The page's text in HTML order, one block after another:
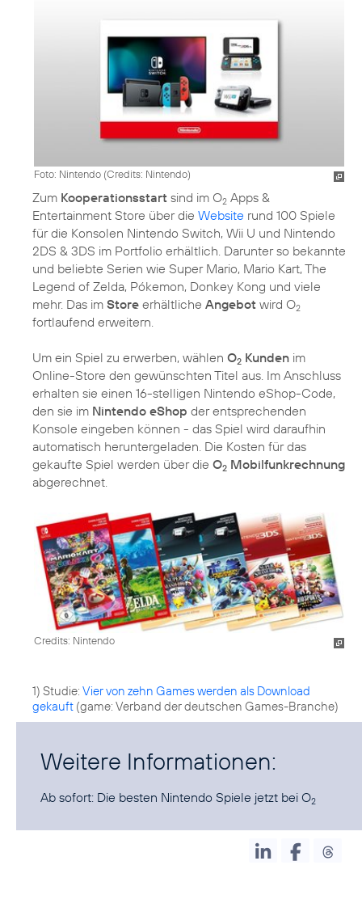
Foto: Nintendo (Credits: Nintendo)
Zum Kooperationsstart sind im O2 Apps &
Entertainment Store über die Website rund 100 Spiele
für die Konsolen Nintendo Switch, Wii U und Nintendo
2DS & 3DS im Portfolio erhältlich. Darunter so bekannte
und beliebte Serien wie Super Mario, Mario Kart, The
Legend of Zelda, Pókemon, Donkey Kong und viele
mehr. Das im Store erhältliche Angebot wird O2
fortlaufend erweitern.
Um ein Spiel zu erwerben, wählen O2 Kunden im
Online-Store den gewünschten Titel aus. Im Anschluss
erhalten sie einen 16-stelligen Nintendo eShop-Code,
den sie im Nintendo eShop der entsprechenden
Konsole eingeben können - das Spiel wird daraufhin
automatisch heruntergeladen. Die Kosten für das
gekaufte Spiel werden über die O2 Mobilfunkrechnung
abgerechnet.
Credits: Nintendo
1) Studie: Vier von zehn Games werden als Download
gekauft (game: Verband der deutschen Games-Branche)
Weitere Informationen:
Ab sofort: Die besten Nintendo Spiele jetzt bei O2